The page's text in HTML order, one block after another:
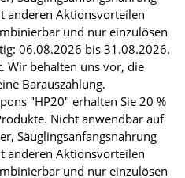
anderen Aktionsvorteilen
und nur einzulösen
06.08.2026 bis 31.08.2026.
Wir behalten uns vor, die
Barauszahlung.
"HP20" erhalten Sie 20 %
Nicht anwendbar auf
Säuglingsanfangsnahrung
anderen Aktionsvorteilen
und nur einzulösen